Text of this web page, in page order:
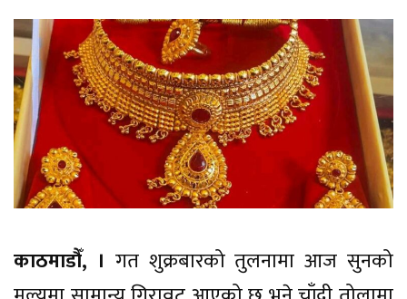
काठमाडौँ, । गत शुक्रबारको तुलनामा आज सुनको